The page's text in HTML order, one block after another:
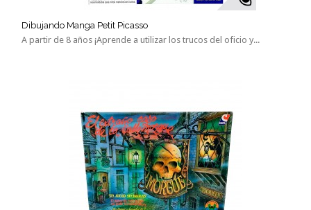
Dibujando Manga Petit Picasso
A partir de 8 años ¡Aprende a utilizar los trucos del oficio y...